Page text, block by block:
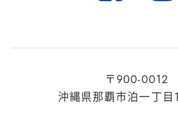
〒900-0012
沖縄県那覇市泊一丁目